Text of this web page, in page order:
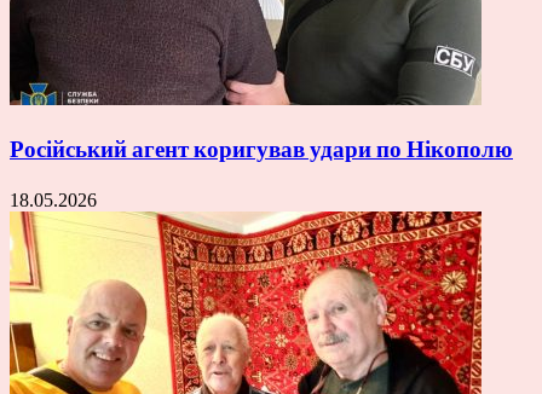
Російський агент коригував удари по Нікополю
18.05.2026